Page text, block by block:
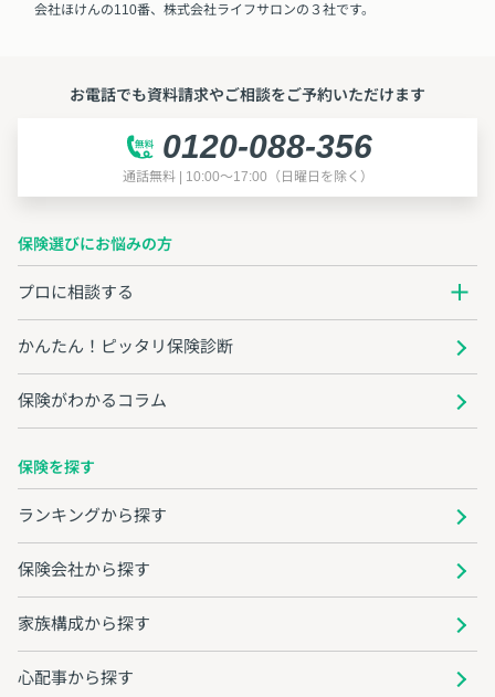
会社ほけんの110番、株式会社ライフサロンの３社です。
お電話でも資料請求やご相談をご予約いただけます
0120-088-356
通話無料 | 10:00～17:00（日曜日を除く）
保険選びにお悩みの方
プロに相談する
かんたん！ピッタリ保険診断
保険がわかるコラム
保険を探す
ランキングから探す
保険会社から探す
家族構成から探す
心配事から探す